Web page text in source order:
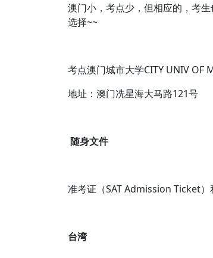
澳门小，考点少，但相应的，考
选择~~
考点澳门城市大学CITY UNIV OF
地址：澳门冼星海大马路121号
随身文件
准考证（SAT Admission Ticket）
台湾